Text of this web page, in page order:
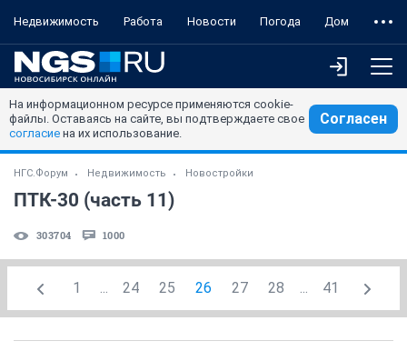
Недвижимость Работа Новости Погода Дом
На информационном ресурсе применяются cookie-
файлы. Оставаясь на сайте, вы подтверждаете свое
согласие на их использование.
Согласен
НГС.Форум Недвижимость Новостройки
ПТК-30 (часть 11)
303704 1000
1 ... 24 25 26 27 28 ... 41